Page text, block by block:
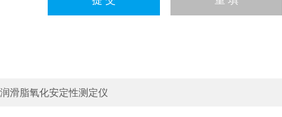
润滑脂氧化安定性测定仪